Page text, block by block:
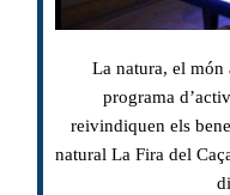
La natura, el món
programa
reivindiquen els
natural La Fira del